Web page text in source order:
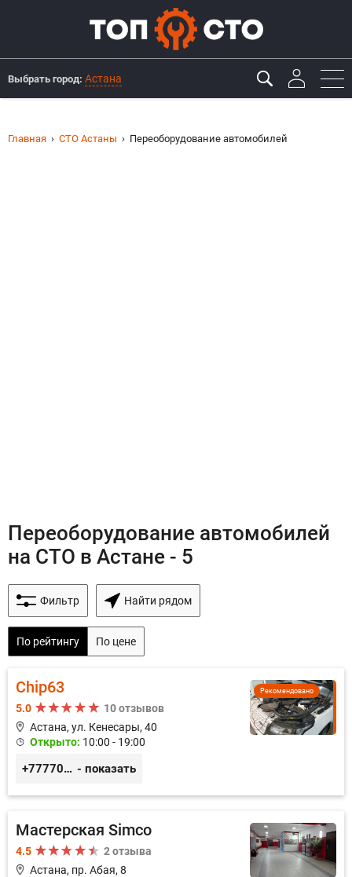
Выбрать город: Астана
Главная СТО Астаны Переоборудование автомобилей
Переоборудование автомобилей
на СТО в Астане - 5
Фильтр Найти рядом
По рейтингу По цене
Рекомендовано
Chip63
5.0
10 отзывов
Астана, ул. Кенесары, 40
Открыто: 10:00 - 19:00
+77770019318 - показать
Мастерская Simco
4.5
2 отзыва
Астана, пр. Абая, 8